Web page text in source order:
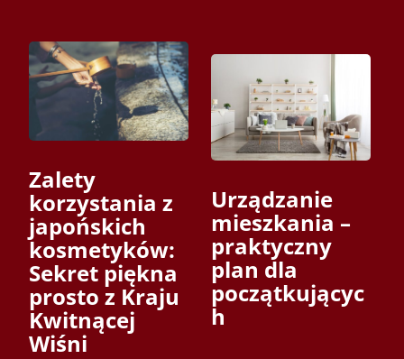
Zalety
korzystania z
japońskich
kosmetyków:
Sekret piękna
prosto z Kraju
Kwitnącej
Wiśni
Urządzanie
mieszkania –
praktyczny
plan dla
początkującyc
h